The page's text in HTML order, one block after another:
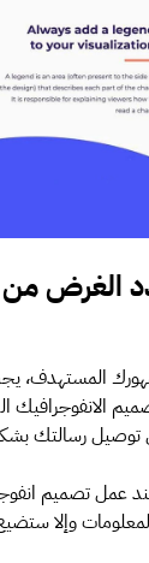
2: حدد
المستهدف،
الانفوجرافيك
توصيل رسالتك
عمل تصميم
وإلا